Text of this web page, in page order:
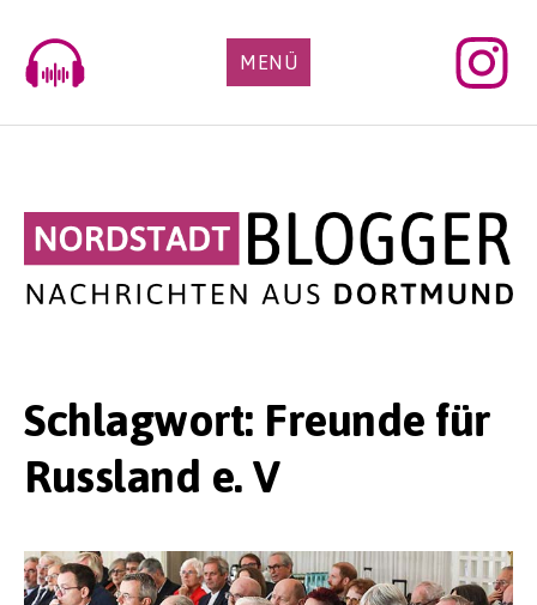
content
MENÜ
Schlagwort: Freunde für
Russland e. V